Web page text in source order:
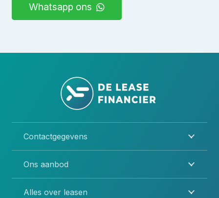
Whatsapp ons
Contactgegevens
Ons aanbod
Alles over leasen